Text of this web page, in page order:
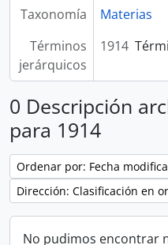
Taxonomía
Materias
Términos
jerárquicos
1914
0 Descripción
para 1914
Ordenar por: Fecha
Dirección: Clasificación en
No pudimos encontrar